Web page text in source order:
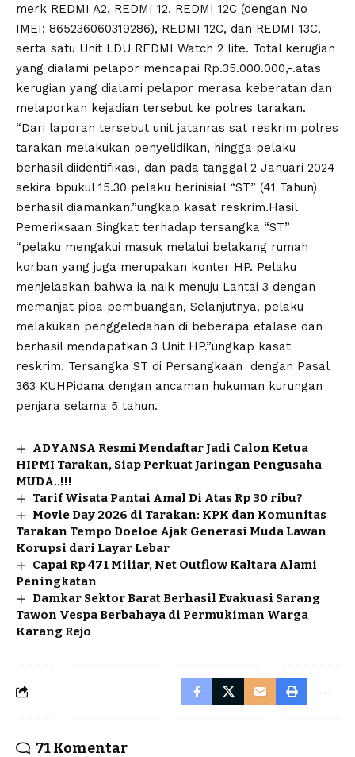
merk REDMI A2, REDMI 12, REDMI 12C (dengan No
IMEI: 865236060319286), REDMI 12C, dan REDMI 13C,
serta satu Unit LDU REDMI Watch 2 lite. Total kerugian
yang dialami pelapor mencapai Rp.35.000.000,-.atas
kerugian yang dialami pelapor merasa keberatan dan
melaporkan kejadian tersebut ke polres tarakan.
“Dari laporan tersebut unit jatanras sat reskrim polres
tarakan melakukan penyelidikan, hingga pelaku
berhasil diidentifikasi, dan pada tanggal 2 Januari 2024
sekira bpukul 15.30 pelaku berinisial “ST” (41 Tahun)
berhasil diamankan.”ungkap kasat reskrim.Hasil
Pemeriksaan Singkat terhadap tersangka “ST”
“pelaku mengakui masuk melalui belakang rumah
korban yang juga merupakan konter HP. Pelaku
menjelaskan bahwa ia naik menuju Lantai 3 dengan
memanjat pipa pembuangan, Selanjutnya, pelaku
melakukan penggeledahan di beberapa etalase dan
berhasil mendapatkan 3 Unit HP.”ungkap kasat
reskrim. Tersangka ST di Persangkaan dengan Pasal
363 KUHPidana dengan ancaman hukuman kurungan
penjara selama 5 tahun.
ADYANSA Resmi Mendaftar Jadi Calon Ketua
HIPMI Tarakan, Siap Perkuat Jaringan Pengusaha
MUDA..!!!
Tarif Wisata Pantai Amal Di Atas Rp 30 ribu?
Movie Day 2026 di Tarakan: KPK dan Komunitas
Tarakan Tempo Doeloe Ajak Generasi Muda Lawan
Korupsi dari Layar Lebar
Capai Rp 471 Miliar, Net Outflow Kaltara Alami
Peningkatan
Damkar Sektor Barat Berhasil Evakuasi Sarang
Tawon Vespa Berbahaya di Permukiman Warga
Karang Rejo
71 Komentar